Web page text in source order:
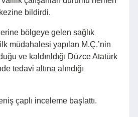
bildirdi.
bölgeye gelen sağlık
müdahalesi yapılan M.Ç.’nin
ve kaldırıldığı Düzce Atatürk
tedavi altına alındığı
çaplı inceleme başlattı.